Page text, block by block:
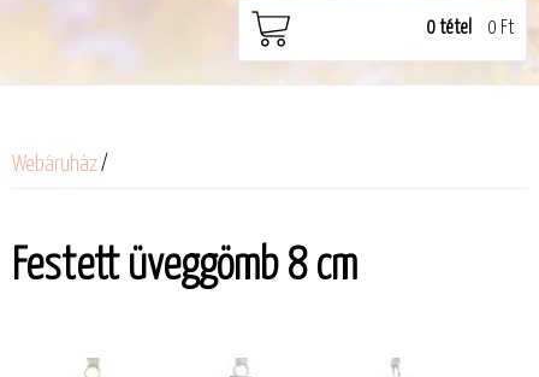
0tétel 0 Ft
Webáruház/
Festett üveggömb 8 cm